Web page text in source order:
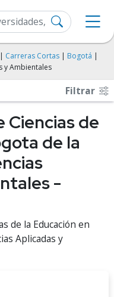
| Carreras Cortas | Bogotá |
y Ambientales
Filtrar
Ciencias de
de la
-
de la Educación en
Aplicadas y